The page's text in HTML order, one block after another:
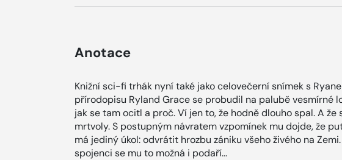
Anotace
Knižní sci-fi trhák nyní také jako celovečerní snímek s
přírodopisu Ryland Grace se probudil na palubě vesmírné
jak se tam ocitl a proč. Ví jen to, že hodně dlouho spal. A
mrtvoly. S postupným návratem vzpomínek mu dojde, že
má jediný úkol: odvrátit hrozbu zániku všeho živého na
spojenci se mu to možná i podaří...